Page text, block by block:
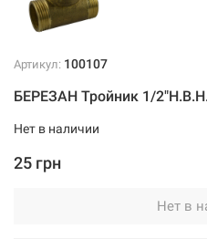
Артикул: 100107
БЕРЕЗАН Тройник 1/
Нет в наличии
25 грн
Нет в